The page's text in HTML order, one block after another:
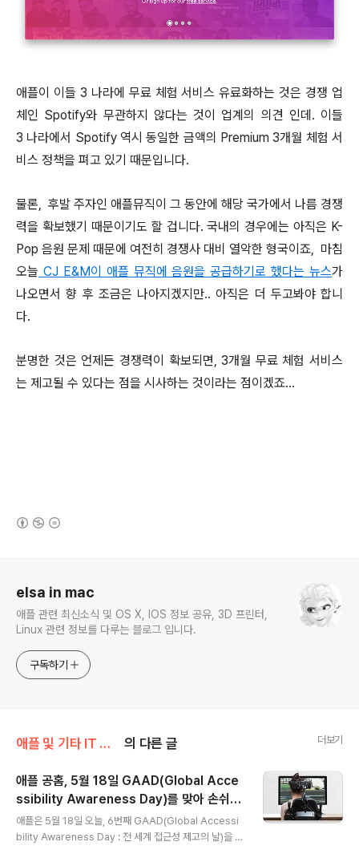
애플이 이들 3 나라에 무료 체험 서비스 유료화하는 것은 경쟁 업
체인 Spotify와 무관하지 않다는 것이 업계의 의견 인데. 이들
3 나라에서 Spotify 역시 동일한 금액의 Premium 3개월 체험 서
비스 정책을 펴고 있기 때문입니다.
물론, 후발 주자인 애플뮤직이 그 동안에 해당 국가에서 나름 경쟁
력을 확보했기 때문이기도 할 겁니다. 국내의 경우에는 아직은 K-
Pop 음원 문제 때문에 여전히 경쟁사 대비 열악한 형국이죠, 마침
오늘 CJ E&M이 애플 뮤직에 음원을 공급하기로 했다는 뉴스가
나오면서 향 후 조금은 나아지겠지만.. 아직은 더 두고봐야 합니
다.
분명한 것은 언제든 경쟁력이 확보되면, 3개월 무료 체험 서비스
는 제고될 수 있다는 점을 시사하는 것이라는 점이겠죠...
elsa in mac
애플 관련 최신소식 및 OS X, IOS 정보 공유, 3D 프린터,
Linux 관련 정보를 다루는 블로그 입니다.
구독하기
애플 및 기타 IT 소식/애플 관련 소식 의 다른 글 더보기
애플 공홈, 5월 18일 GAAD(Global Acce
ssibility Awareness Day)를 맞아 손쉬운
사용(Accessibility) 특별 페이지 개설
애플은 5월 18일 오늘, 6번째 GAAD(Global Accessi
bility Awareness Day : 전 세계 접근성 제고의 날)을 맞